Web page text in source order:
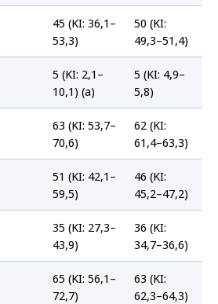
45 (KI: 36,1–
53,3)
50 (KI:
49,3–51,4)
5 (KI: 2,1–
10,1) (a)
5 (KI: 4,9–
5,8)
63 (KI: 53,7–
70,6)
62 (KI:
61,4–63,3)
51 (KI: 42,1–
59,5)
46 (KI:
45,2–47,2)
35 (KI: 27,3–
43,9)
36 (KI:
34,7–36,6)
65 (KI: 56,1–
72,7)
63 (KI:
62,3–64,3)